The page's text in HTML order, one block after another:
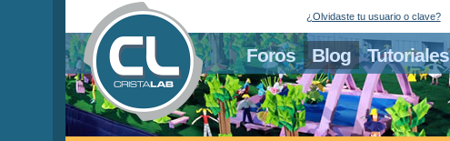
Foros Blog Tutoriales
¿Olvidaste tu usuario o clave?